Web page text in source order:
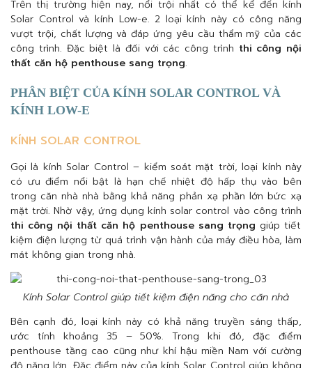
Trên thị trường hiện nay, nổi trội nhất có thể kể đến kính
Solar Control và kính Low-e. 2 loại kính này có công năng
vượt trội, chất lượng và đáp ứng yêu cầu thẩm mỹ của các
công trình. Đặc biệt là đối với các công trình thi công nội
thất căn hộ penthouse sang trọng.
PHÂN BIỆT CỦA KÍNH SOLAR CONTROL VÀ
KÍNH LOW-E
KÍNH SOLAR CONTROL
Gọi là kính Solar Control – kiểm soát mặt trời, loại kính này
có ưu điểm nổi bật là hạn chế nhiệt độ hấp thụ vào bên
trong căn nhà nhà bằng khả năng phản xạ phần lớn bức xạ
mặt trời. Nhờ vậy, ứng dụng kính solar control vào công trình
thi công nội thất căn hộ penthouse sang trọng giúp tiết
kiệm điện lượng từ quá trình vận hành của máy điều hòa, làm
mát không gian trong nhà.
Kính Solar Control giúp tiết kiệm điện năng cho căn nhà
Bên cạnh đó, loại kính này có khả năng truyền sáng thấp,
ước tính khoảng 35 – 50%. Trong khi đó, đặc điểm
penthouse tầng cao cũng như khí hậu miền Nam với cường